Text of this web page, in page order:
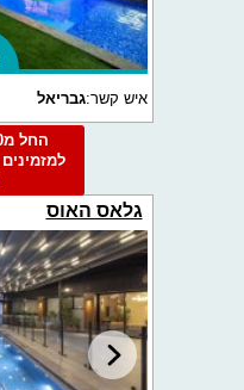
איש קשר:גבריאל
גלאס האוס